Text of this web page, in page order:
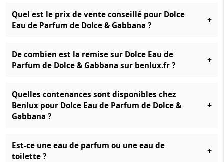
Quel est le prix de vente conseillé pour Dolce
Eau de Parfum de Dolce & Gabbana ?
+
De combien est la remise sur Dolce Eau de
Parfum de Dolce & Gabbana sur benlux.fr ?
+
Quelles contenances sont disponibles chez
Benlux pour Dolce Eau de Parfum de Dolce &
Gabbana ?
+
Est-ce une eau de parfum ou une eau de
toilette ?
+